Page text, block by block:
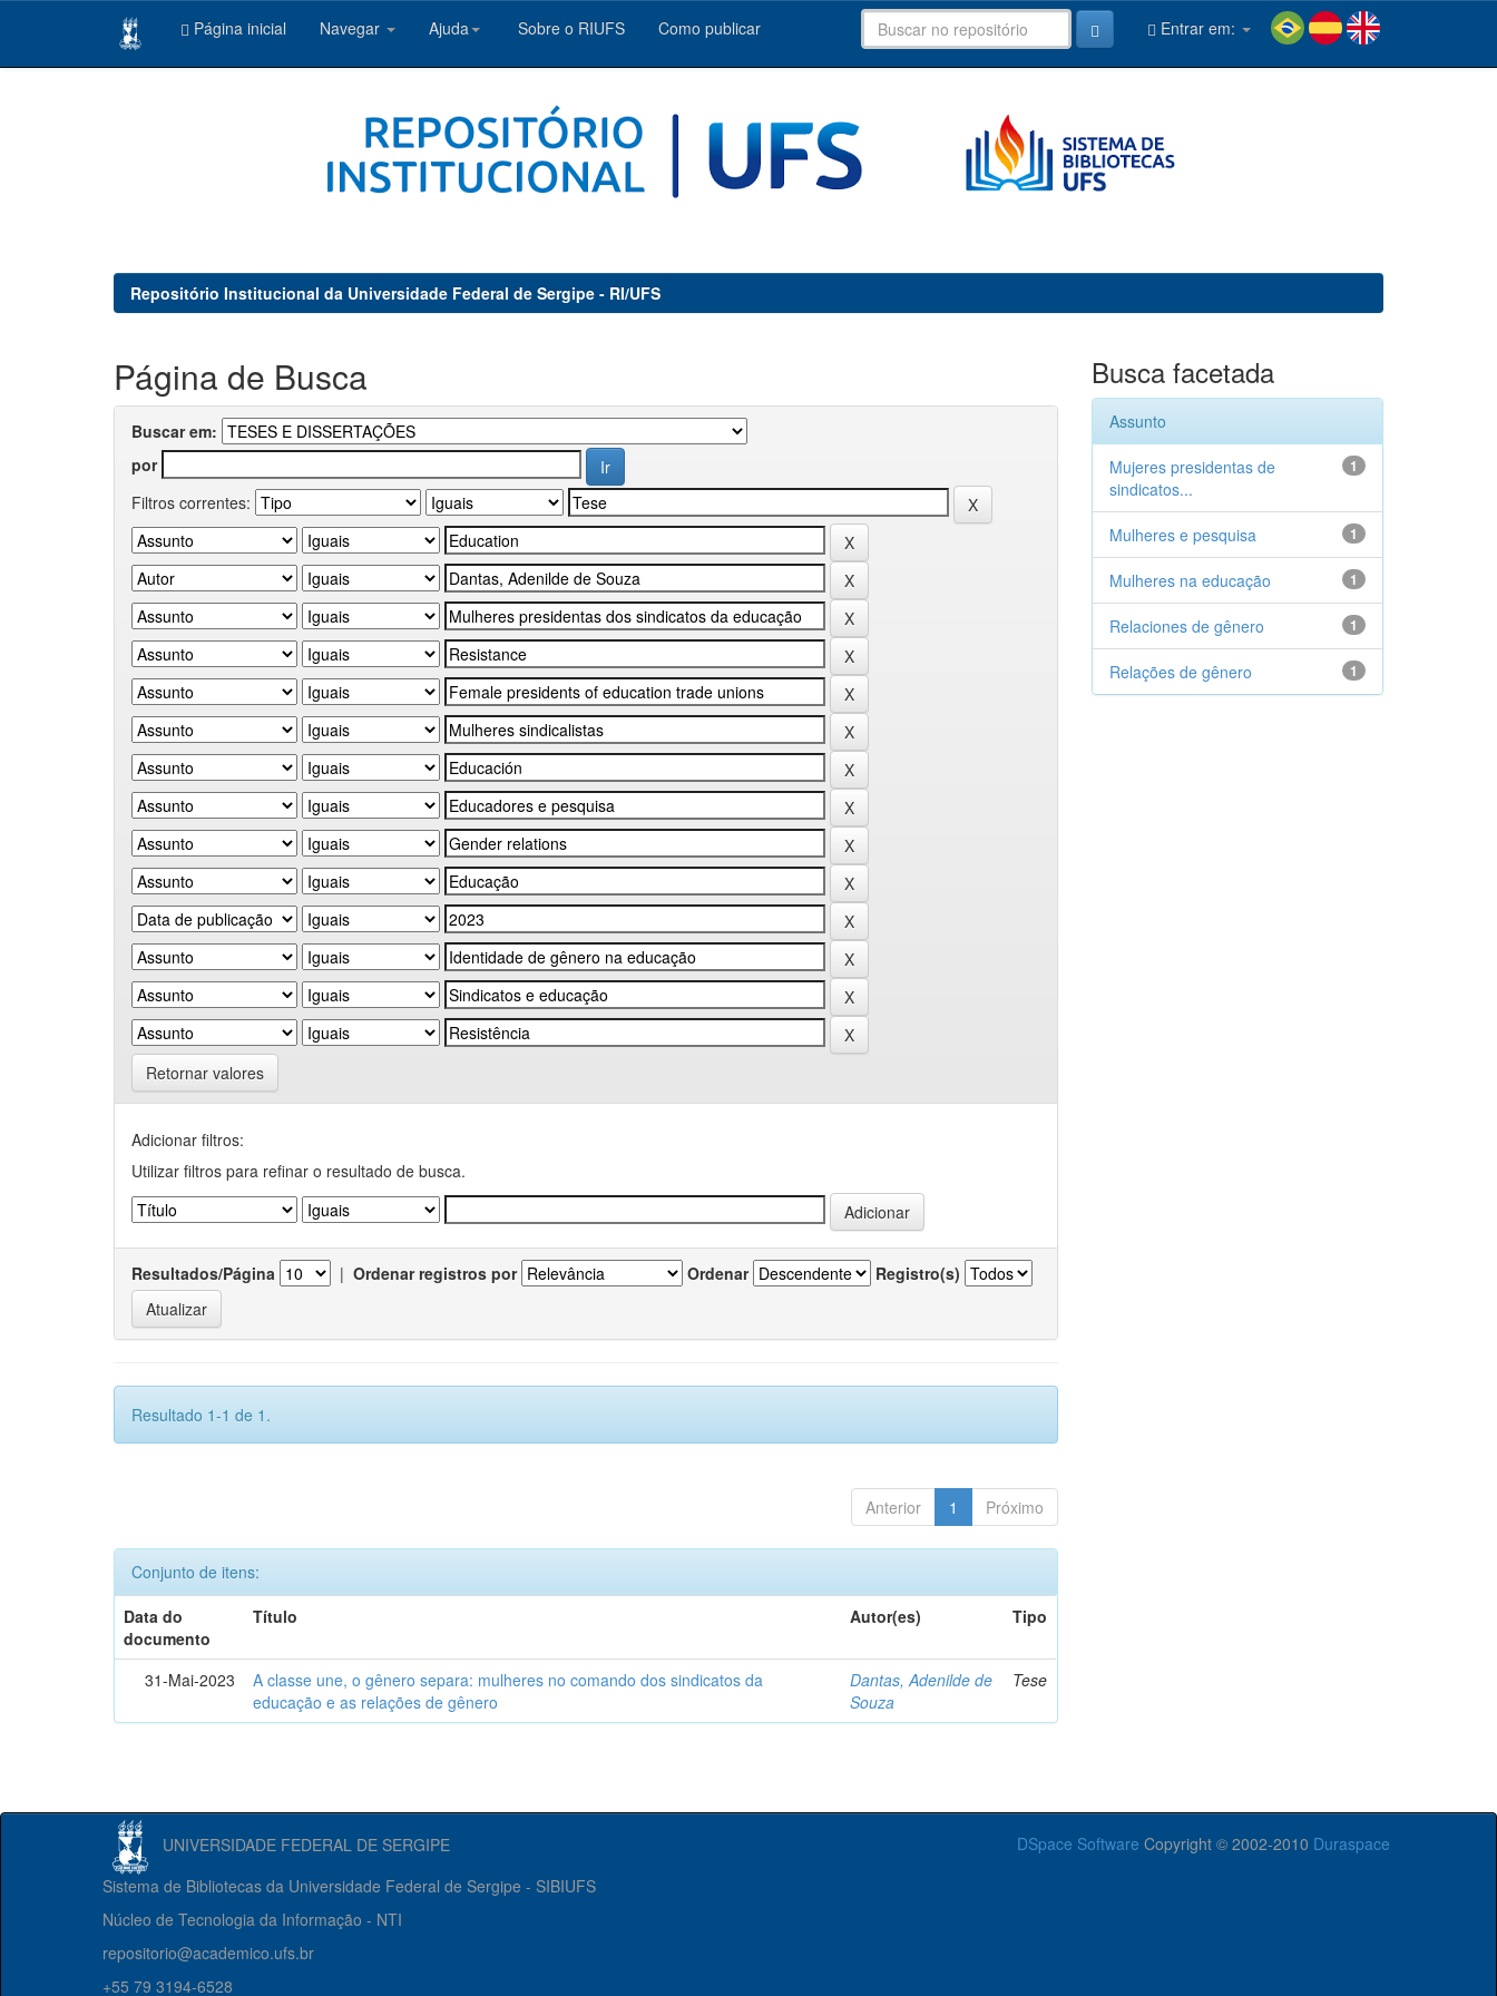
Página inicial Navegar Ajuda Sobre o RIUFS Como publicar Entrar em:
Repositório Institucional da Universidade Federal de Sergipe - RI/UFS
Página de Busca
Buscar em:
por
Filtros correntes:
Retornar valores
Adicionar filtros:
Utilizar filtros para refinar o resultado de busca.
Resultados/Página | Ordenar registros por Ordenar Registro(s)
Resultado 1-1 de 1.
Anterior 1 Próximo
Conjunto de itens:
Data do
documento
Título Autor(es) Tipo
31-Mai-2023
A classe une, o gênero separa: mulheres no comando dos sindicatos da
educação e as relações de gênero
Dantas, Adenilde de
Souza
Tese
Busca facetada
Assunto
1
Mujeres presidentas de
sindicatos...
1
Mulheres e pesquisa
1
Mulheres na educação
1
Relaciones de gênero
1
Relações de gênero
UNIVERSIDADE FEDERAL DE SERGIPE DSpace Software Copyright © 2002-2010 Duraspace
Sistema de Bibliotecas da Universidade Federal de Sergipe - SIBIUFS
Núcleo de Tecnologia da Informação - NTI
repositorio@academico.ufs.br
+55 79 3194-6528